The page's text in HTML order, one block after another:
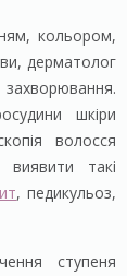
кольором,
дерматолог
захворювання.
шкіри
волосся
такі
, педикульоз,
ступеня